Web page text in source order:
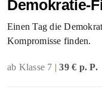
Demokratie-
Einen Tag die
Kompromisse finden.
ab Klasse 7 | 39 € p. P.